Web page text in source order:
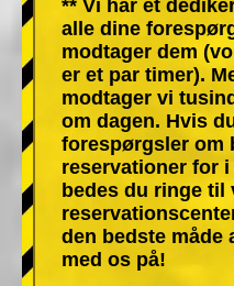
** Vi har et
alle dine
modtager dem
er et par timer).
modtager vi
om dagen. Hvis
forespørgsler om
reservationer for
bedes du ringe til
den bedste måde
med os på!